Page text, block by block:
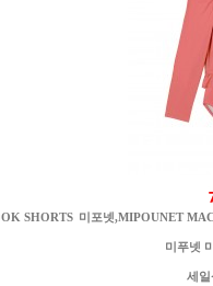
SHORTS 미포넷,MIPOUNET
미푸넷
세일